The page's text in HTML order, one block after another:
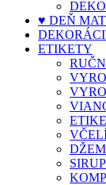
♥ DEŇ
ETIKETY